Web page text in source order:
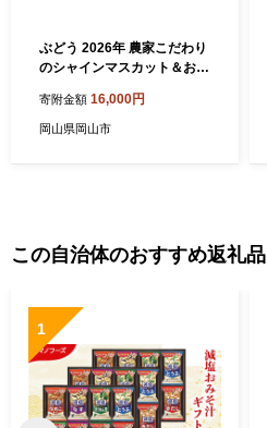
ぶどう 2026年 農家こだわり
のシャインマスカット＆お任
ブドウ 葡萄 岡山県産 国産 フ
ルーツ 果物 ギフト 【 Nini fa
寄附金額 16,000円
岡山県岡山市
この自治体のおすすめ返礼品
1